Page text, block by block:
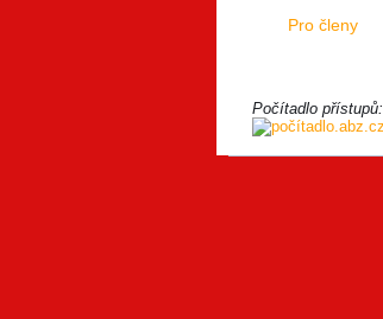
Pro členy
Počítadlo přístupů: